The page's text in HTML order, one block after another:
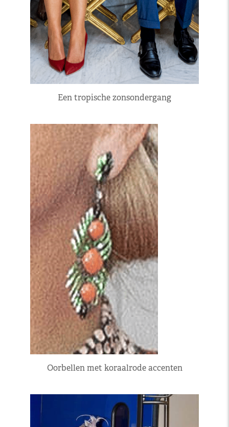
Een tropische zonsondergang
Oorbellen met koraalrode accenten